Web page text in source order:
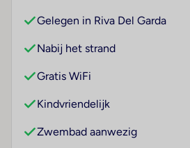
Gelegen in Riva Del Garda
Nabij het strand
Gratis WiFi
Kindvriendelijk
Zwembad aanwezig